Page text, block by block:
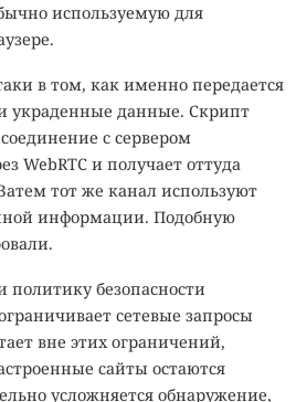
используемую для
в том, как именно передается
украденные данные. Скрипт
с сервером
WebRTC и получает оттуда
тот же канал используют
информации. Подобную
политику безопасности
сетевые запросы
вне этих ограничений,
сайты остаются
усложняется обнаружение,